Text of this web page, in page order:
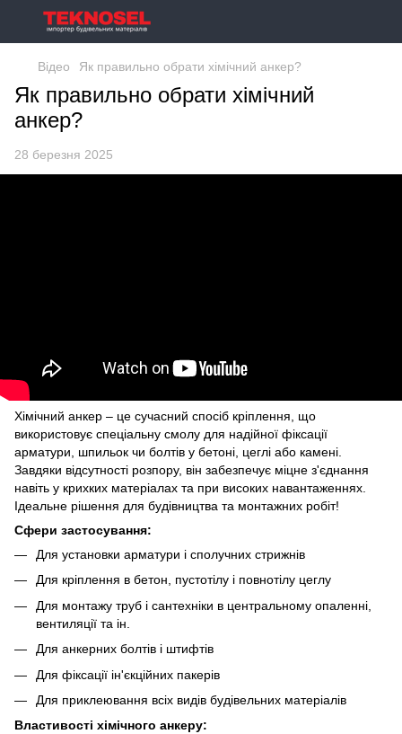
Відео Як правильно обрати хімічний анкер?
Як правильно обрати хімічний
анкер?
28 березня 2025
Хімічний анкер – це сучасний спосіб кріплення, що
використовує спеціальну смолу для надійної фіксації
арматури, шпильок чи болтів у бетоні, цеглі або камені.
Завдяки відсутності розпору, він забезпечує міцне з'єднання
навіть у крихких матеріалах та при високих навантаженнях.
Ідеальне рішення для будівництва та монтажних робіт!
Сфери застосування:
Для установки арматури і сполучних стрижнів
Для кріплення в бетон, пустотілу і повнотілу цеглу
Для монтажу труб і сантехніки в центральному опаленні,
вентиляції та ін.
Для анкерних болтів і штифтів
Для фіксації ін'єкційних пакерів
Для приклеювання всіх видів будівельних матеріалів
Властивості хімічного анкеру: